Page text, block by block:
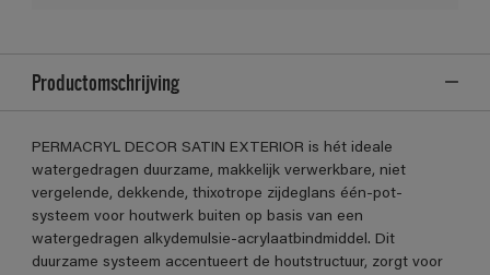
Productomschrijving
PERMACRYL DECOR SATIN EXTERIOR is hét ideale
watergedragen duurzame, makkelijk verwerkbare, niet
vergelende, dekkende, thixotrope zijdeglans één-pot-
systeem voor houtwerk buiten op basis van een
watergedragen alkydemulsie-acrylaatbindmiddel. Dit
duurzame systeem accentueert de houtstructuur, zorgt voor